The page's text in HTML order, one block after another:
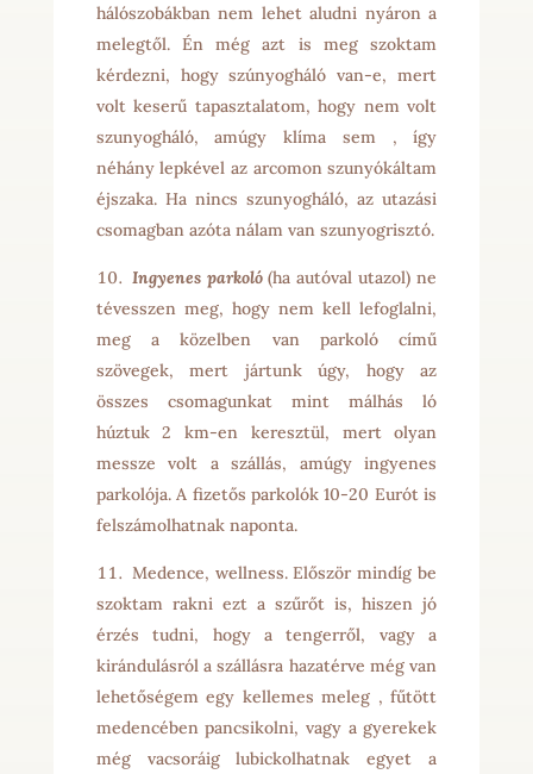
hálószobákban nem lehet aludni nyáron a
melegtől. Én még azt is meg szoktam
kérdezni, hogy szúnyogháló van-e, mert
volt keserű tapasztalatom, hogy nem volt
szunyogháló, amúgy klíma sem , így
néhány lepkével az arcomon szunyókáltam
éjszaka. Ha nincs szunyogháló, az utazási
csomagban azóta nálam van szunyogrisztó.
Ingyenes parkoló(ha autóval utazol) ne
tévesszen meg, hogy nem kell lefoglalni,
meg a közelben van parkoló című
szövegek, mert jártunk úgy, hogy az
összes csomagunkat mint málhás ló
húztuk 2 km-en keresztül, mert olyan
messze volt a szállás, amúgy ingyenes
parkolója. A fizetős parkolók 10-20 Eurót is
felszámolhatnak naponta.
Medence, wellness. Először mindíg be
szoktam rakni ezt a szűrőt is, hiszen jó
érzés tudni, hogy a tengerről, vagy a
kirándulásról a szállásra hazatérve még van
lehetőségem egy kellemes meleg , fűtött
medencében pancsikolni, vagy a gyerekek
még vacsoráig lubickolhatnak egyet a